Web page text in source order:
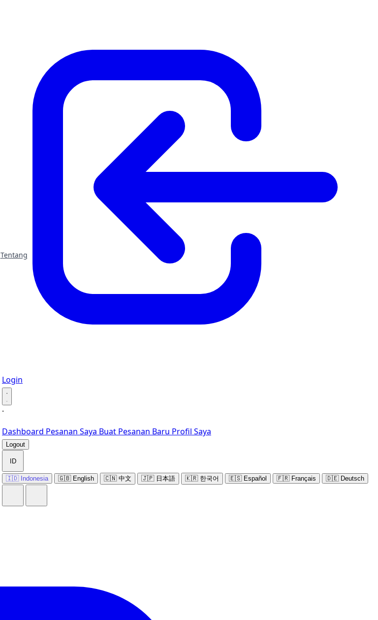
Tentang
Login
·
·
Dashboard Pesanan Saya Buat Pesanan Baru Profil Saya
Logout
ID
🇮🇩 Indonesia 🇬🇧 English 🇨🇳 中文 🇯🇵 日本語 🇰🇷 한국어 🇪🇸 Español 🇫🇷 Français 🇩🇪 Deutsch